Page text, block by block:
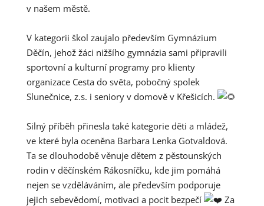
v našem městě.
V kategorii škol zaujalo především Gymnázium
Děčín, jehož žáci nižšího gymnázia sami připravili
sportovní a kulturní programy pro klienty
organizace Cesta do světa, pobočný spolek
Slunečnice, z.s. i seniory v domově v Křešicích.
Silný příběh přinesla také kategorie děti a mládež,
ve které byla oceněna Barbara Lenka Gotvaldová.
Ta se dlouhodobě věnuje dětem z pěstounských
rodin v děčínském Rákosníčku, kde jim pomáhá
nejen se vzděláváním, ale především podporuje
jejich sebevědomí, motivaci a pocit bezpečí
Za